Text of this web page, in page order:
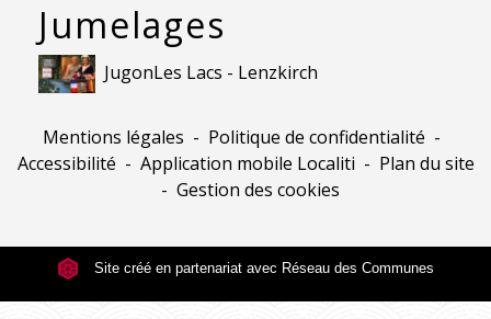
Jumelages
JugonLes Lacs - Lenzkirch
Mentions légales - Politique de confidentialité -
Accessibilité - Application mobile Localiti - Plan du site
- Gestion des cookies
Site créé en partenariat avec Réseau des Communes